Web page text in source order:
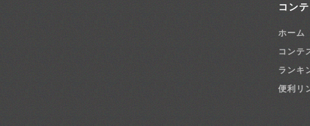
コン
ホーム
コンテ
ランキ
便利リ